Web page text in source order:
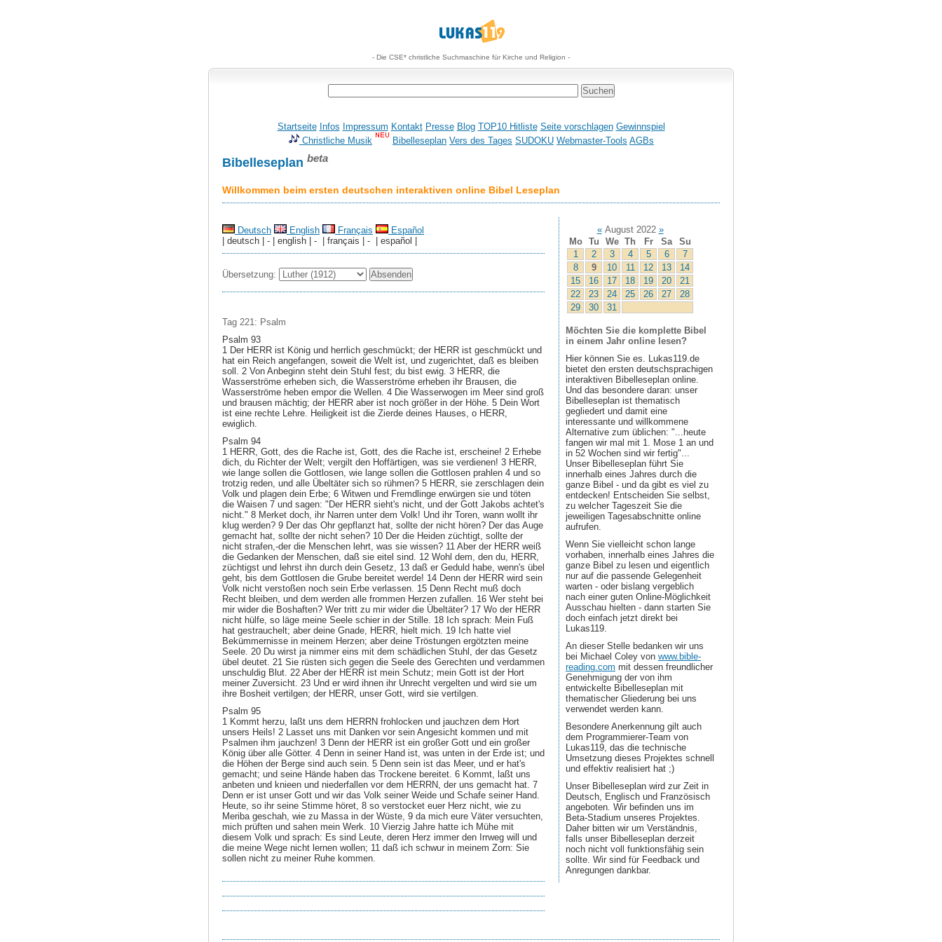
- Die CSE* christliche Suchmaschine für Kirche und Religion -
Startseite Infos Impressum Kontakt Presse Blog TOP10 Hitliste Seite vorschlagen Gewinnspiel
Christliche Musik
Bibelleseplan Vers des Tages SUDOKU Webmaster-Tools AGBs
Bibelleseplan beta
Willkommen beim ersten deutschen interaktiven online Bibel Leseplan
Deutsch English Français
Español
| deutsch | - | english | - | français | - | español |
Übersetzung:
Tag 221: Psalm
Psalm 93
1 Der HERR ist König und herrlich geschmückt; der HERR ist geschmückt und
hat ein Reich angefangen, soweit die Welt ist, und zugerichtet, daß es bleiben
soll. 2 Von Anbeginn steht dein Stuhl fest; du bist ewig. 3 HERR, die
Wasserströme erheben sich, die Wasserströme erheben ihr Brausen, die
Wasserströme heben empor die Wellen. 4 Die Wasserwogen im Meer sind groß
und brausen mächtig; der HERR aber ist noch größer in der Höhe. 5 Dein Wort
ist eine rechte Lehre. Heiligkeit ist die Zierde deines Hauses, o HERR,
ewiglich.
Psalm 94
1 HERR, Gott, des die Rache ist, Gott, des die Rache ist, erscheine! 2 Erhebe
dich, du Richter der Welt; vergilt den Hoffärtigen, was sie verdienen! 3 HERR,
wie lange sollen die Gottlosen, wie lange sollen die Gottlosen prahlen 4 und so
trotzig reden, und alle Übeltäter sich so rühmen? 5 HERR, sie zerschlagen dein
Volk und plagen dein Erbe; 6 Witwen und Fremdlinge erwürgen sie und töten
die Waisen 7 und sagen: "Der HERR sieht's nicht, und der Gott Jakobs achtet's
nicht." 8 Merket doch, ihr Narren unter dem Volk! Und ihr Toren, wann wollt ihr
klug werden? 9 Der das Ohr gepflanzt hat, sollte der nicht hören? Der das Auge
gemacht hat, sollte der nicht sehen? 10 Der die Heiden züchtigt, sollte der
nicht strafen,-der die Menschen lehrt, was sie wissen? 11 Aber der HERR weiß
die Gedanken der Menschen, daß sie eitel sind. 12 Wohl dem, den du, HERR,
züchtigst und lehrst ihn durch dein Gesetz, 13 daß er Geduld habe, wenn's übel
geht, bis dem Gottlosen die Grube bereitet werde! 14 Denn der HERR wird sein
Volk nicht verstoßen noch sein Erbe verlassen. 15 Denn Recht muß doch
Recht bleiben, und dem werden alle frommen Herzen zufallen. 16 Wer steht bei
mir wider die Boshaften? Wer tritt zu mir wider die Übeltäter? 17 Wo der HERR
nicht hülfe, so läge meine Seele schier in der Stille. 18 Ich sprach: Mein Fuß
hat gestrauchelt; aber deine Gnade, HERR, hielt mich. 19 Ich hatte viel
Bekümmernisse in meinem Herzen; aber deine Tröstungen ergötzten meine
Seele. 20 Du wirst ja nimmer eins mit dem schädlichen Stuhl, der das Gesetz
übel deutet. 21 Sie rüsten sich gegen die Seele des Gerechten und verdammen
unschuldig Blut. 22 Aber der HERR ist mein Schutz; mein Gott ist der Hort
meiner Zuversicht. 23 Und er wird ihnen ihr Unrecht vergelten und wird sie um
ihre Bosheit vertilgen; der HERR, unser Gott, wird sie vertilgen.
Psalm 95
1 Kommt herzu, laßt uns dem HERRN frohlocken und jauchzen dem Hort
unsers Heils! 2 Lasset uns mit Danken vor sein Angesicht kommen und mit
Psalmen ihm jauchzen! 3 Denn der HERR ist ein großer Gott und ein großer
König über alle Götter. 4 Denn in seiner Hand ist, was unten in der Erde ist; und
die Höhen der Berge sind auch sein. 5 Denn sein ist das Meer, und er hat's
gemacht; und seine Hände haben das Trockene bereitet. 6 Kommt, laßt uns
anbeten und knieen und niederfallen vor dem HERRN, der uns gemacht hat. 7
Denn er ist unser Gott und wir das Volk seiner Weide und Schafe seiner Hand.
Heute, so ihr seine Stimme höret, 8 so verstocket euer Herz nicht, wie zu
Meriba geschah, wie zu Massa in der Wüste, 9 da mich eure Väter versuchten,
mich prüften und sahen mein Werk. 10 Vierzig Jahre hatte ich Mühe mit
diesem Volk und sprach: Es sind Leute, deren Herz immer den Irrweg will und
die meine Wege nicht lernen wollen; 11 daß ich schwur in meinem Zorn: Sie
sollen nicht zu meiner Ruhe kommen.
«August 2022 »
Mo
Tu We Th Fr Sa
Su
1
2 3 4 5 6
7
8
9 10 11 12 13
14
15
16 17 18 19 20
21
22
23 24 25 26 27
28
29
30 31
Möchten Sie die komplette Bibel
in einem Jahr online lesen?
Hier können Sie es. Lukas119.de
bietet den ersten deutschsprachigen
interaktiven Bibelleseplan online.
Und das besondere daran: unser
Bibelleseplan ist thematisch
gegliedert und damit eine
interessante und willkommene
Alternative zum üblichen: "...heute
fangen wir mal mit 1. Mose 1 an und
in 52 Wochen sind wir fertig"...
Unser Bibelleseplan führt Sie
innerhalb eines Jahres durch die
ganze Bibel - und da gibt es viel zu
entdecken! Entscheiden Sie selbst,
zu welcher Tageszeit Sie die
jeweiligen Tagesabschnitte online
aufrufen.
Wenn Sie vielleicht schon lange
vorhaben, innerhalb eines Jahres die
ganze Bibel zu lesen und eigentlich
nur auf die passende Gelegenheit
warten - oder bislang vergeblich
nach einer guten Online-Möglichkeit
Ausschau hielten - dann starten Sie
doch einfach jetzt direkt bei
Lukas119.
An dieser Stelle bedanken wir uns
bei Michael Coley von www.bible-
reading.com mit dessen freundlicher
Genehmigung der von ihm
entwickelte Bibelleseplan mit
thematischer Gliederung bei uns
verwendet werden kann.
Besondere Anerkennung gilt auch
dem Programmierer-Team von
Lukas119, das die technische
Umsetzung dieses Projektes schnell
und effektiv realisiert hat ;)
Unser Bibelleseplan wird zur Zeit in
Deutsch, Englisch und Französisch
angeboten. Wir befinden uns im
Beta-Stadium unseres Projektes.
Daher bitten wir um Verständnis,
falls unser Bibelleseplan derzeit
noch nicht voll funktionsfähig sein
sollte. Wir sind für Feedback und
Anregungen dankbar.